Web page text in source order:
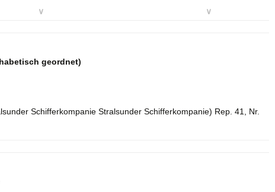
∨
∨
geordnet)
Schifferkompanie Stralsunder Schifferkompanie) Rep. 41, Nr.